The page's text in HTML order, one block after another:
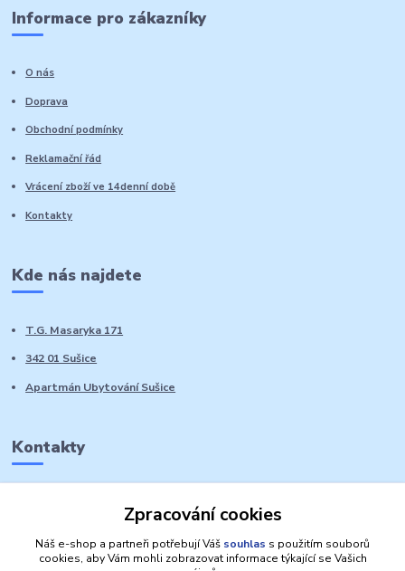
Informace pro zákazníky
O nás
Doprava
Obchodní podmínky
Reklamační řád
Vrácení zboží ve 14denní době
Kontakty
Kde nás najdete
T.G. Masaryka 171
342 01 Sušice
Apartmán Ubytování Sušice
Kontakty
Zpracování cookies
Náš e-shop a partneři potřebují Váš souhlas s použitím souborů
cookies, aby Vám mohli zobrazovat informace týkající se Vašich